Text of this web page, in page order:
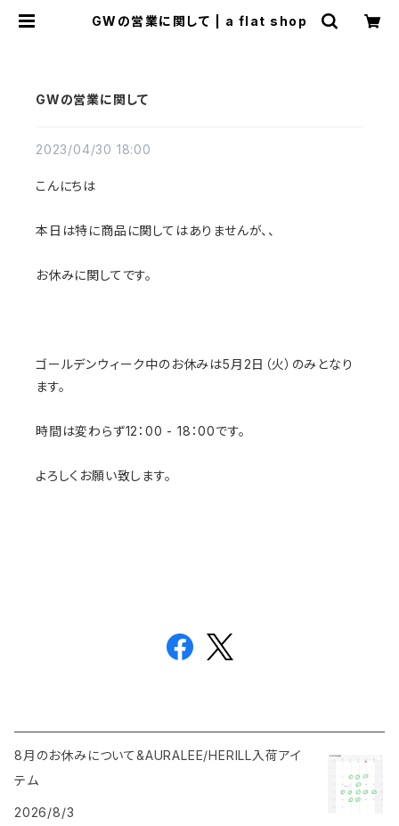
GWの営業に関して | a flat shop
GWの営業に関して
2023/04/30 18:00
こんにちは
本日は特に商品に関してはありませんが、、
お休みに関してです。
ゴールデンウィーク中のお休みは5月2日（火）のみとなり
ます。
時間は変わらず12：00 - 18：00です。
よろしくお願い致します。
8月のお休みについて&AURALEE/HERILL入荷アイ
テム
2026/8/3